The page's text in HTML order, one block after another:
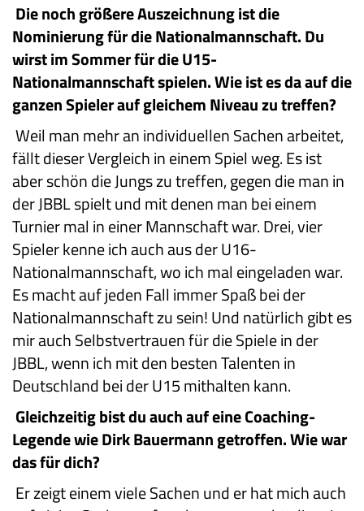
Die noch größere Auszeichnung ist die
Nominierung für die Nationalmannschaft. Du
wirst im Sommer für die U15-
Nationalmannschaft spielen. Wie ist es da auf die
ganzen Spieler auf gleichem Niveau zu treffen?
Weil man mehr an individuellen Sachen arbeitet,
fällt dieser Vergleich in einem Spiel weg. Es ist
aber schön die Jungs zu treffen, gegen die man in
der JBBL spielt und mit denen man bei einem
Turnier mal in einer Mannschaft war. Drei, vier
Spieler kenne ich auch aus der U16-
Nationalmannschaft, wo ich mal eingeladen war.
Es macht auf jeden Fall immer Spaß bei der
Nationalmannschaft zu sein! Und natürlich gibt es
mir auch Selbstvertrauen für die Spiele in der
JBBL, wenn ich mit den besten Talenten in
Deutschland bei der U15 mithalten kann.
Gleichzeitig bist du auch auf eine Coaching-
Legende wie Dirk Bauermann getroffen. Wie war
das für dich?
Er zeigt einem viele Sachen und er hat mich auch